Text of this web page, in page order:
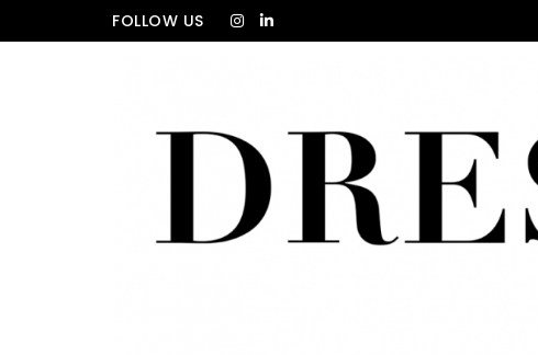
Skip to contentFOLLOW US